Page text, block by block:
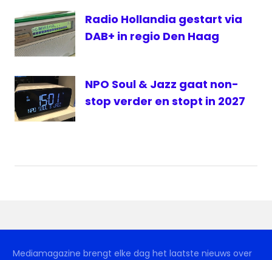
zender
Radio Hollandia gestart via
DAB+ in regio Den Haag
NPO Soul & Jazz gaat non-
stop verder en stopt in 2027
Mediamagazine brengt elke dag het laatste nieuws over